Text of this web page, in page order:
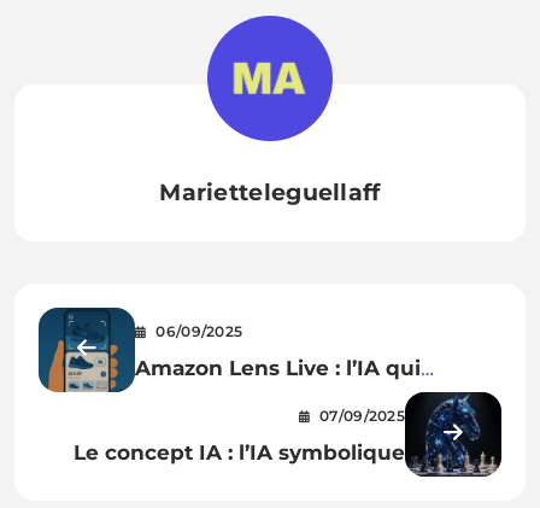
Marietteleguellaff
06/09/2025
Amazon Lens Live : l’IA qui
transforme ton iPhone en
scanner shopping instantané
07/09/2025
Le concept IA : l’IA symbolique